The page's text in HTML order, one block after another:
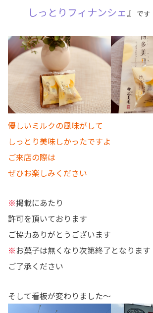
しっとりフィナンシェ』 です
優しいミルクの風味がして
しっとり美味しかったですよ
ご来店の際は
ぜひお楽しみください
※掲載にあたり
許可を頂いております
ご協力ありがとうございます
※お菓子は無くなり次第終了となります
ご了承ください
そして看板が変わりました～